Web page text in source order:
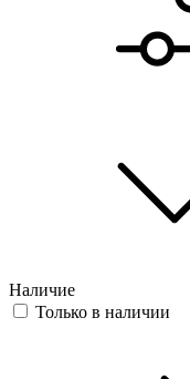
Наличие
Только в наличии